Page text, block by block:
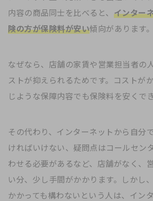
内容の商品同士を比べると、 インター
険の方が保険料が安い傾向があります。
なぜなら、店舗の家賃や営業担当者の
ストが抑えられるためです。コストが
じような保障内容でも保険料を安くで
その代わり、インターネットから自分
ければいけない、疑問点はコールセン
わせる必要があるなど、店舗がなく、
い分、少し手間がかかります。しかし
かかっても構わないという人は、イン